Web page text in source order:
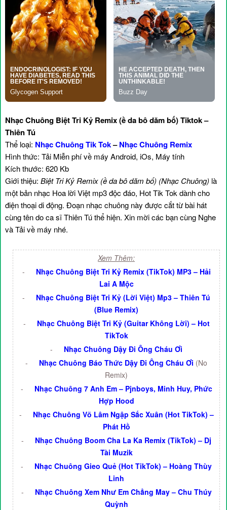
Nhạc Chuông Biệt Tri Kỷ Remix (ề da bô dăm bố) Tiktok –
Thiên Tú
Thể loại: Nhạc Chuông Tik Tok–Nhạc Chuông Remix
Hình thức: Tải Miễn phí về máy Android, iOs, Máy tính
Kích thước: 620 Kb
Giới thiệu: Biệt Tri Kỷ Remix (ề da bô dăm bố) (Nhạc Chuông) là
một bản nhạc Hoa lời Việt mp3 độc đáo, Hot Tik Tok dành cho
điện thoại di động. Đoạn nhạc chuông này được cắt từ bài hát
cùng tên do ca sĩ Thiên Tú thể hiện. Xin mời các bạn cùng Nghe
và Tải về máy nhé.
Xem Thêm:
-
Nhạc Chuông Biệt Tri Kỷ Remix (TikTok) MP3 – Hải
Lai A Mộc
-
Nhạc Chuông Biệt Tri Kỷ (Lời Việt) Mp3 – Thiên Tú
(Blue Remix)
-
Nhạc Chuông Biệt Tri Kỷ (Guitar Không Lời) – Hot
TikTok
-
Nhạc Chuông Dậy Đi Ông Cháu Ơi
-
Nhạc Chuông Báo Thức Dậy Đi Ông Cháu Ơi (No
Remix)
-
Nhạc Chuông 7 Anh Em – Pjnboys, Minh Huy, Phức
Hợp Hood
-
Nhạc Chuông Võ Lâm Ngập Sắc Xuân (Hot TikTok) –
Phát Hồ
-
Nhạc Chuông Boom Cha La Ka Remix (TikTok) – Dj
Tài Muzik
-
Nhạc Chuông Gieo Quẻ (Hot TikTok) – Hoàng Thùy
Linh
-
Nhạc Chuông Xem Như Em Chẳng May – Chu Thúy
Quỳnh